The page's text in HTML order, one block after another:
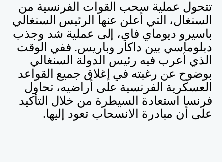
تتحول عملية سحب القوات الفرنسية من
السنغال، التي أعلن عنها الرئيس السنغالي
باسيرو ديوماي فاي، إلى عملية شد وجذب
دبلوماسي بين داكار وباريس. ففي الوقت
الذي أعرب فيه رئيس الدولة السنغالي
بوضوح عن رغبته في إغلاق جميع القواعد
العسكرية الفرنسية على أراضيه، تحاول
فرنسا استعادة السيطرة من خلال التأكيد
على أن مبادرة الانسحاب تعود إليها.